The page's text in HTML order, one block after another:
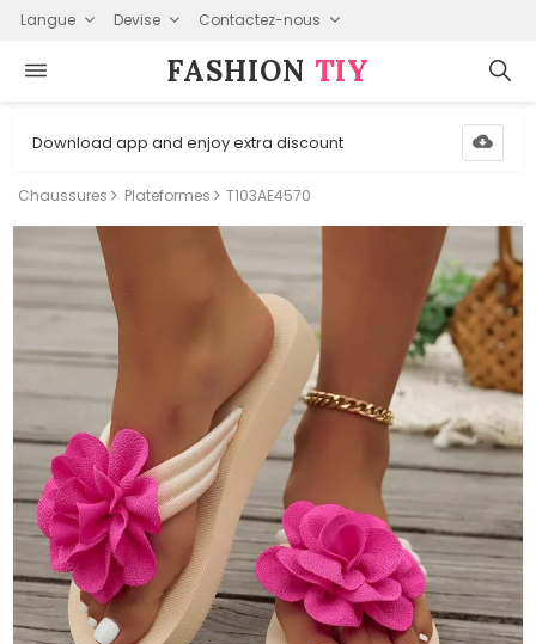
Langue Devise Contactez-nous
FASHION⁠ TIY
Download app and enjoy extra discount
Chaussures Plateformes T103AE4570